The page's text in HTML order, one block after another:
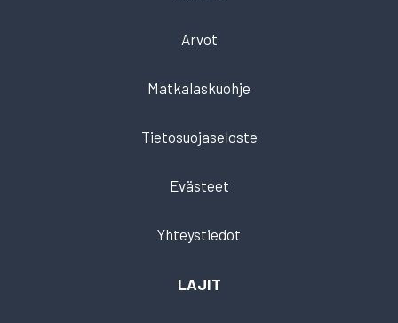
Arvot
Matkalaskuohje
Tietosuojaseloste
Evästeet
Yhteystiedot
LAJIT